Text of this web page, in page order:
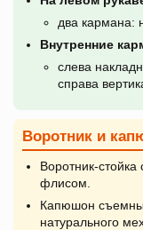
два кармана:
Внутренние
слева
справа
Воротник и
Воротник-
флисом.
Капюшон
натурального